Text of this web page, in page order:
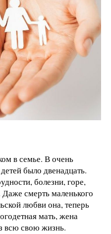
в семье. В очень
было двенадцать.
болезни, горе,
смерть маленького
любви она, теперь
мать, жена
всю свою жизнь.